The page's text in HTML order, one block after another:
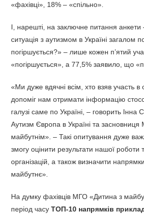
«фахівці», 18% – «спільно».
І, нарешті, на заключне питання
ситуація з аутизмом в Україні загалом
погіршується?» – лише кожен п’ятий
«погіршується», а 77,5% заявило, що
«Ми дуже вдячні всім, хто взяв участь в
допоміг нам отримати інформацію
галузі саме по Україні, – говорить Інна
Аутизм Європа в Україні та
майбутнім». – Такі опитування дуже
змогу оцінити результати нашої роботи
організацій, а також визначити
майбутнє».
На думку фахівців МГО «Дитина з
період часуТОП-10 напрямків